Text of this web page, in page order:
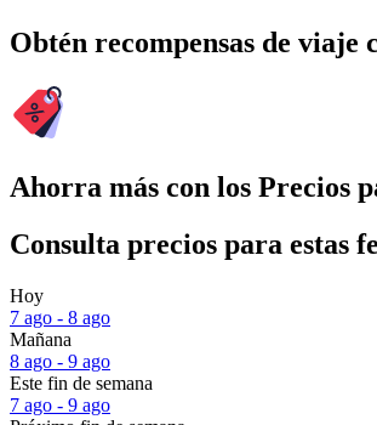
Obtén recompensas de viaje
Ahorra más con los Precios
Consulta precios para estas
Hoy
7 ago - 8 ago
Mañana
8 ago - 9 ago
Este fin de semana
7 ago - 9 ago